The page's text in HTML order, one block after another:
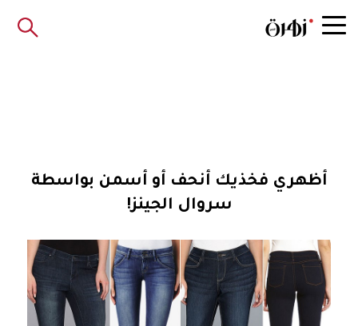
أظهري فخذيك أنحف أو أسمن بواسطة
سروال الجينز!